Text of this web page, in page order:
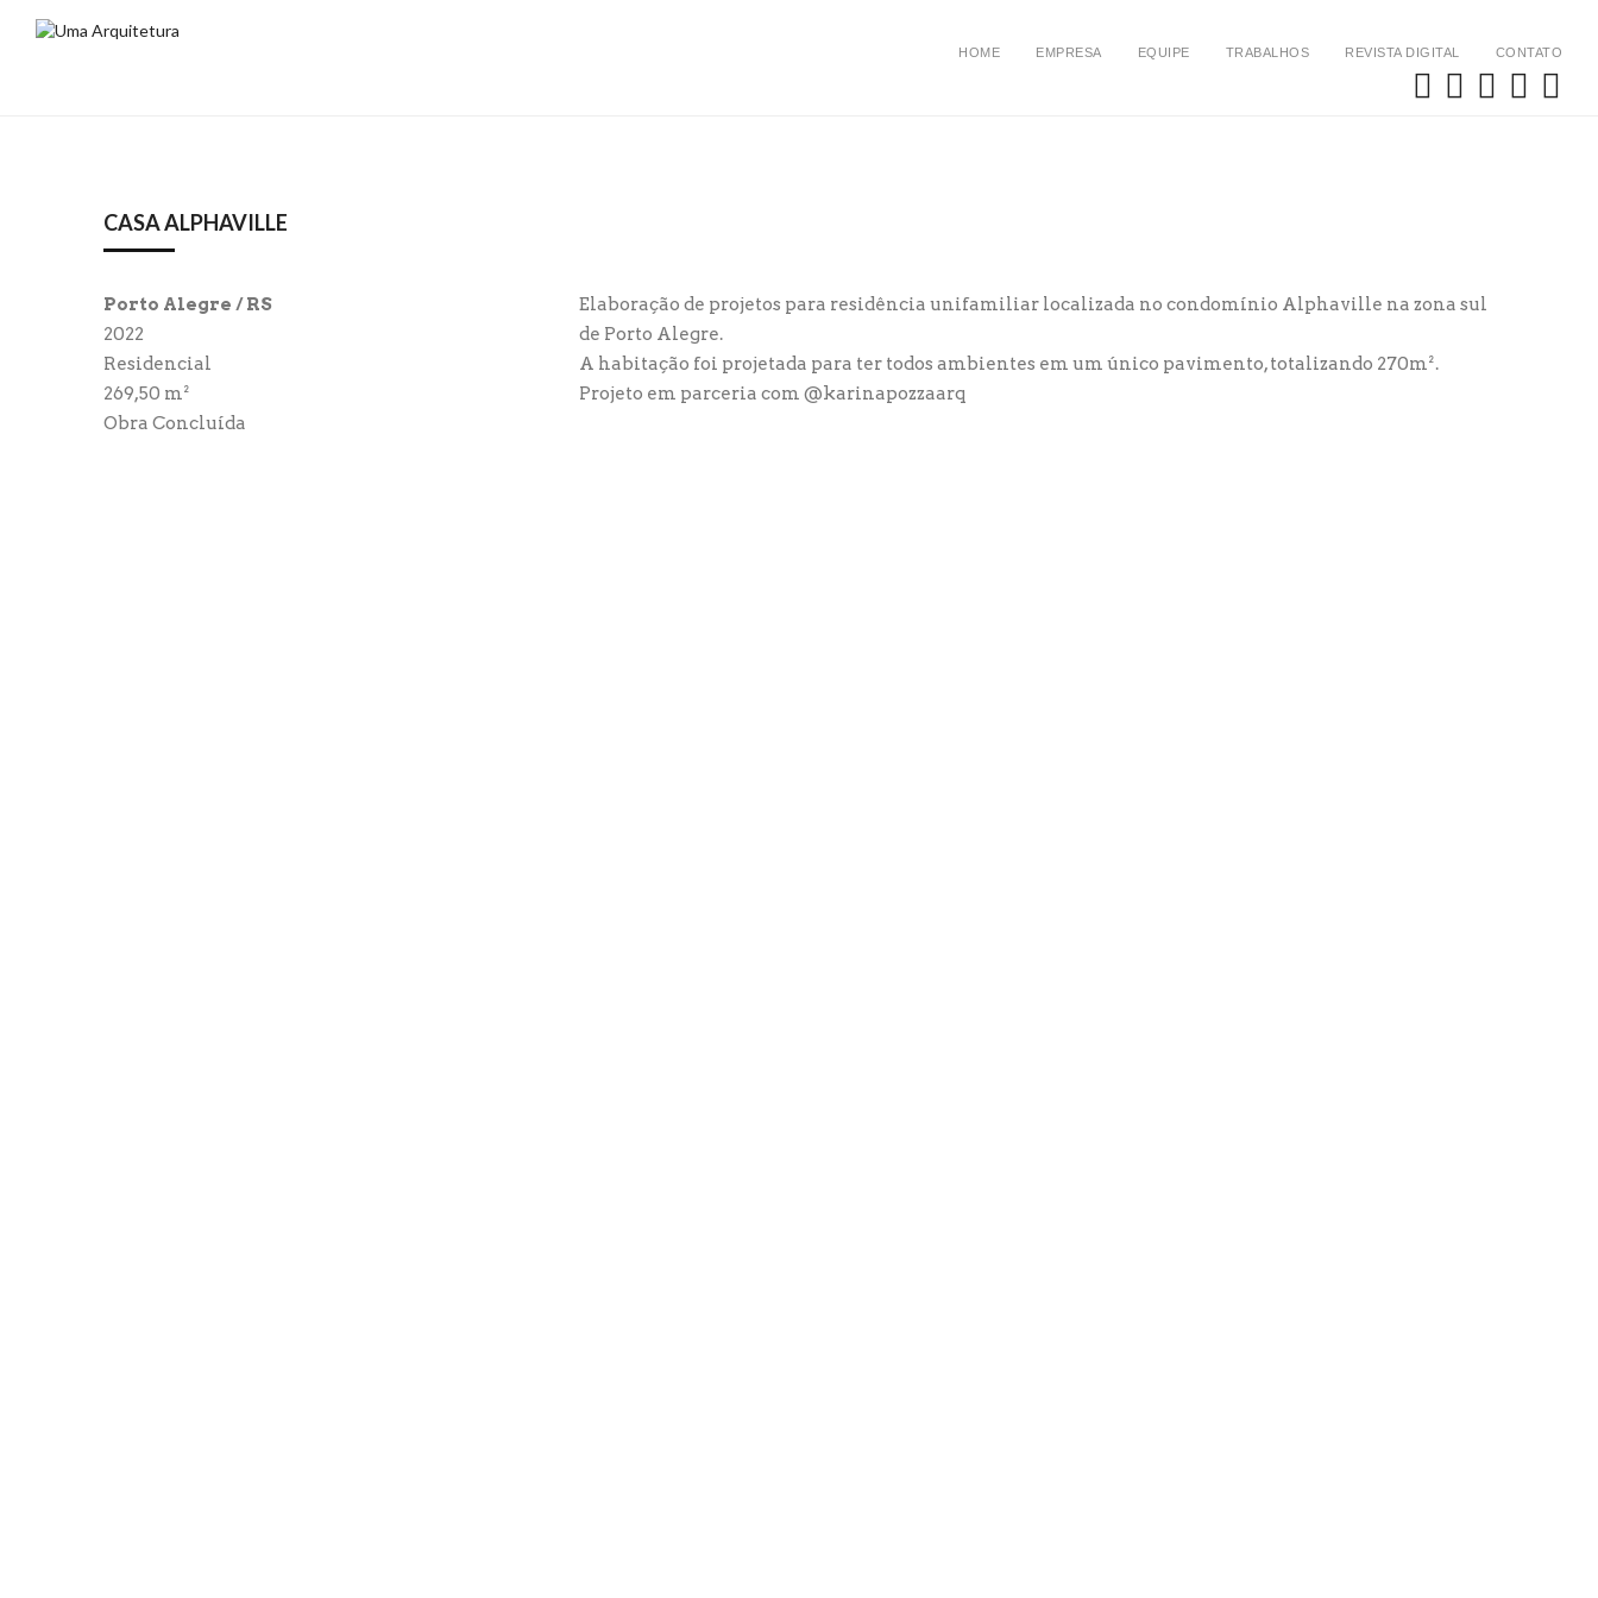
HOME EMPRESA EQUIPE TRABALHOS REVISTA DIGITAL CONTATO
CASA ALPHAVILLE
Porto Alegre / RS
2022
Residencial
269,50 m²
Obra Concluída
Elaboração de projetos para residência unifamiliar localizada no condomínio Alphaville na zona sul
de Porto Alegre.
A habitação foi projetada para ter todos ambientes em um único pavimento, totalizando 270m².
Projeto em parceria com @karinapozzaarq